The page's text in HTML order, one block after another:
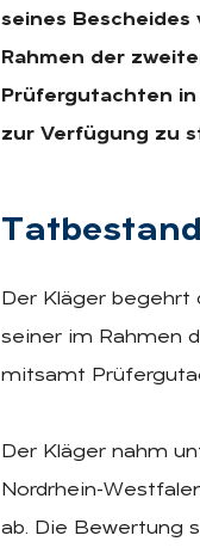
seines Bescheides
Rahmen der
Prüfergutachten
zur Verfügung zu
Der Kläger begehrt
seiner im Rahmen
mitsamt
Der Kläger nahm
Nordrhein-
ab. Die Bewertung